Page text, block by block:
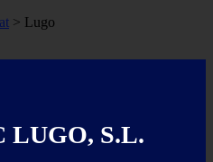
> Lugo
LUGO, S.L.